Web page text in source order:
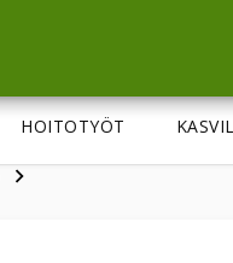
HOITOTYÖT